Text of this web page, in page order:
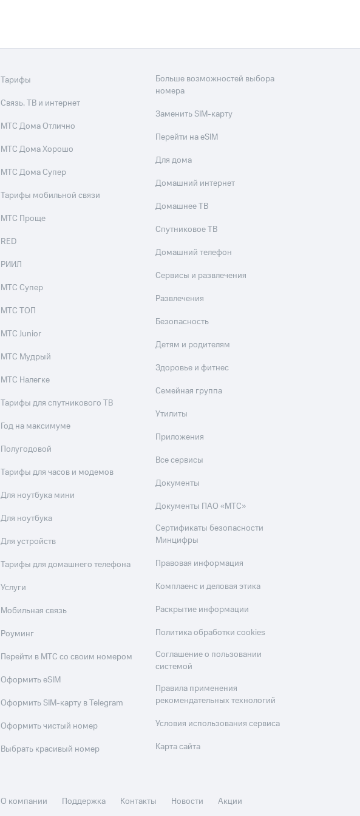
Тарифы
Связь, ТВ и интернет
МТС Дома Отлично
МТС Дома Хорошо
МТС Дома Супер
Тарифы мобильной связи
МТС Проще
RED
РИИЛ
МТС Супер
МТС ТОП
МТС Junior
МТС Мудрый
МТС Налегке
Тарифы для спутникового ТВ
Год на максимуме
Полугодовой
Тарифы для часов и модемов
Для ноутбука мини
Для ноутбука
Для устройств
Тарифы для домашнего телефона
Услуги
Мобильная связь
Роуминг
Перейти в МТС со своим номером
Оформить eSIM
Оформить SIM-карту в Telegram
Оформить чистый номер
Выбрать красивый номер
Больше возможностей выбора
номера
Заменить SIM-карту
Перейти на eSIM
Для дома
Домашний интернет
Домашнее ТВ
Спутниковое ТВ
Домашний телефон
Сервисы и развлечения
Развлечения
Безопасность
Детям и родителям
Здоровье и фитнес
Семейная группа
Утилиты
Приложения
Все сервисы
Документы
Документы ПАО «МТС»
Сертификаты безопасности
Минцифры
Правовая информация
Комплаенс и деловая этика
Раскрытие информации
Политика обработки cookies
Соглашение о пользовании
системой
Правила применения
рекомендательных технологий
Условия использования сервиса
Карта сайта
О компании Поддержка Контакты Новости Акции